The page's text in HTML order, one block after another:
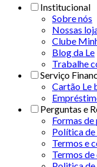
Institucional
Sobre nós
Nossas
Clube
Blog da Le
Trabalhe
Serviço
Cartão Le
Perguntas e
Formas
Política
Termos e
Termos